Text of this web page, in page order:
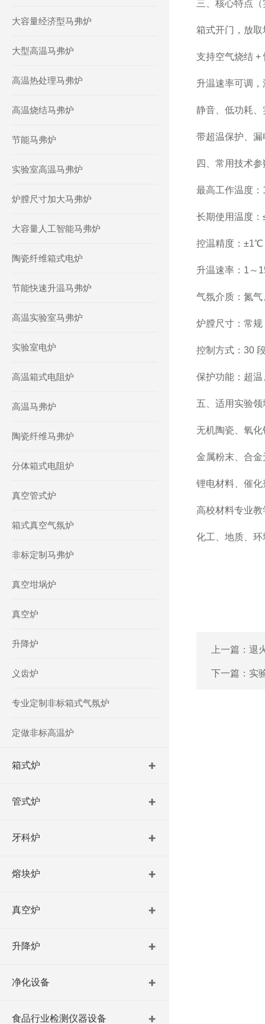
大容量经济型马弗炉
大型高温马弗炉
高温热处理马弗炉
高温烧结马弗炉
节能马弗炉
实验室高温马弗炉
炉膛尺寸加大马弗炉
大容量人工智能马弗炉
陶瓷纤维箱式电炉
节能快速升温马弗炉
高温实验室马弗炉
实验室电炉
高温箱式电阻炉
高温马弗炉
陶瓷纤维马弗炉
分体箱式电阻炉
真空管式炉
箱式真空气氛炉
非标定制马弗炉
真空坩埚炉
真空炉
升降炉
义齿炉
专业定制非标箱式气氛炉
定做非标高温炉
箱式炉
管式炉
牙科炉
熔块炉
真空炉
升降炉
净化设备
食品行业检测仪器设备
三、核心特点
箱式开门，放
支持空气烧结 +
升温速率可调
静音、低功耗
带超温保护、
四、常用技术
最高工作温度
长期使用温度
控温精度：±1℃
升温速率：1～
气氛介质：氮气
炉膛尺寸：常
控制方式：30
保护功能：超
五、适用实验领
无机陶瓷、氧
金属粉末、合
锂电材料、催
高校材料专业
化工、地质、
上一篇： 退
下一篇： 实